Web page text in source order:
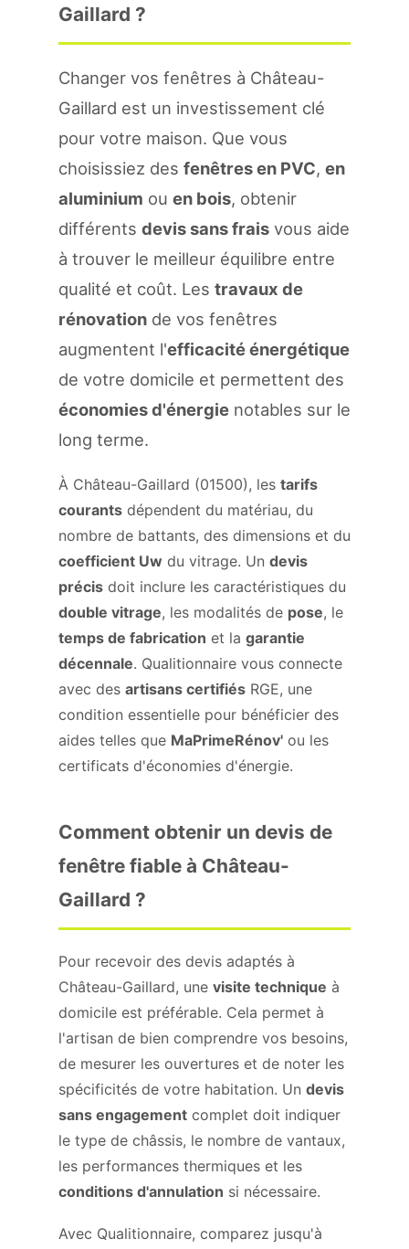
Gaillard ?
Changer vos fenêtres à Château-
Gaillard est un investissement clé
pour votre maison. Que vous
choisissiez des fenêtres en PVC, en
aluminium ou en bois, obtenir
différents devis sans frais vous aide
à trouver le meilleur équilibre entre
qualité et coût. Les travaux de
rénovation de vos fenêtres
augmentent l'efficacité énergétique
de votre domicile et permettent des
économies d'énergie notables sur le
long terme.
À Château-Gaillard (01500), les tarifs
courants dépendent du matériau, du
nombre de battants, des dimensions et du
coefficient Uw du vitrage. Un devis
précis doit inclure les caractéristiques du
double vitrage, les modalités de pose, le
temps de fabrication et la garantie
décennale. Qualitionnaire vous connecte
avec des artisans certifiés RGE, une
condition essentielle pour bénéficier des
aides telles que MaPrimeRénov' ou les
certificats d'économies d'énergie.
Comment obtenir un devis de
fenêtre fiable à Château-
Gaillard ?
Pour recevoir des devis adaptés à
Château-Gaillard, une visite technique à
domicile est préférable. Cela permet à
l'artisan de bien comprendre vos besoins,
de mesurer les ouvertures et de noter les
spécificités de votre habitation. Un devis
sans engagement complet doit indiquer
le type de châssis, le nombre de vantaux,
les performances thermiques et les
conditions d'annulation si nécessaire.
Avec Qualitionnaire, comparez jusqu'à